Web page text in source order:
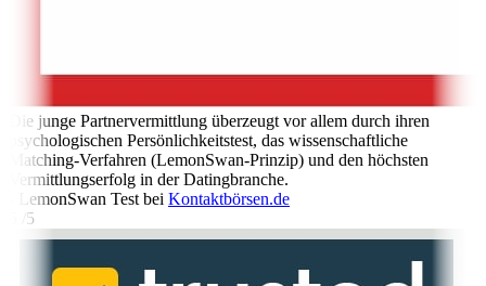
Die junge Partnervermittlung überzeugt vor allem durch ihren
psychologischen Persönlichkeitstest, das wissenschaftliche
Matching-Verfahren (LemonSwan-Prinzip) und den höchsten
Vermittlungserfolg in der Datingbranche.
- LemonSwan Test bei Kontaktbörsen.de
5 /5